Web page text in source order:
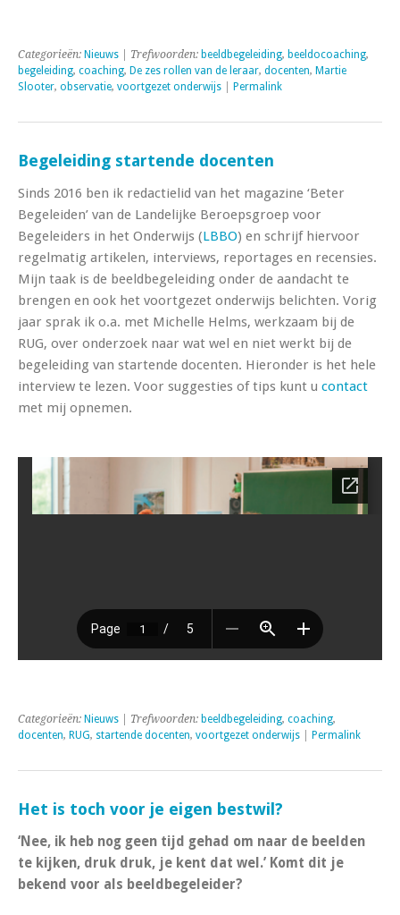
Categorieën: Nieuws | Trefwoorden: beeldbegeleiding, beeldocoaching,
begeleiding, coaching, De zes rollen van de leraar, docenten, Martie
Slooter, observatie, voortgezet onderwijs Permalink
Begeleiding startende docenten
Sinds 2016 ben ik redactielid van het magazine ‘Beter
Begeleiden’ van de Landelijke Beroepsgroep voor
Begeleiders in het Onderwijs (LBBO) en schrijf hiervoor
regelmatig artikelen, interviews, reportages en recensies.
Mijn taak is de beeldbegeleiding onder de aandacht te
brengen en ook het voortgezet onderwijs belichten. Vorig
jaar sprak ik o.a. met Michelle Helms, werkzaam bij de
RUG, over onderzoek naar wat wel en niet werkt bij de
begeleiding van startende docenten. Hieronder is het hele
interview te lezen. Voor suggesties of tips kunt u contact
met mij opnemen.
Categorieën: Nieuws | Trefwoorden: beeldbegeleiding, coaching,
docenten, RUG, startende docenten, voortgezet onderwijs Permalink
Het is toch voor je eigen bestwil?
‘Nee, ik heb nog geen tijd gehad om naar de beelden
te kijken, druk druk, je kent dat wel.’ Komt dit je
bekend voor als beeldbegeleider?